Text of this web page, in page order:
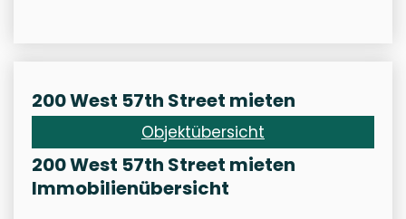
200 West 57th Street mieten
Objektübersicht
200 West 57th Street mieten
Immobilienübersicht